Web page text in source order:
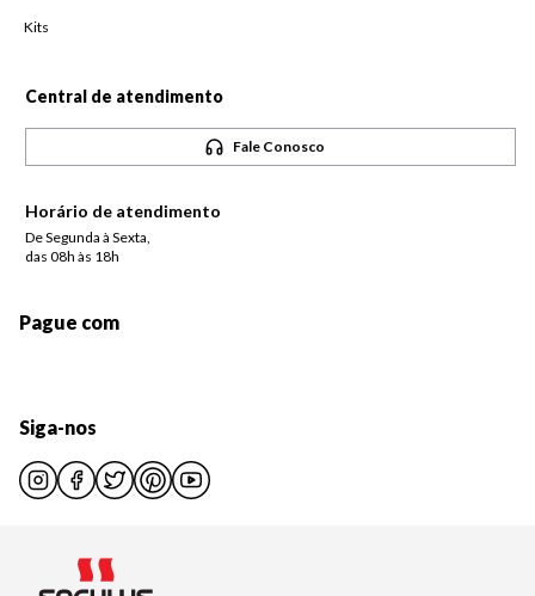
Kits
Central de atendimento
Fale Conosco
Horário de atendimento
De Segunda à Sexta,
das 08h às 18h
Pague com
Siga-nos